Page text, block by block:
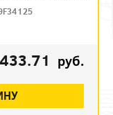
433.71 руб.